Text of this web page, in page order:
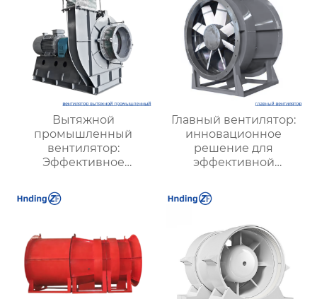
Вытяжной
промышленный
вентилятор:
Эффективное
надежной вентиляции
Главный вентилятор:
инновационное
решение для
эффективной
оптимизации работы